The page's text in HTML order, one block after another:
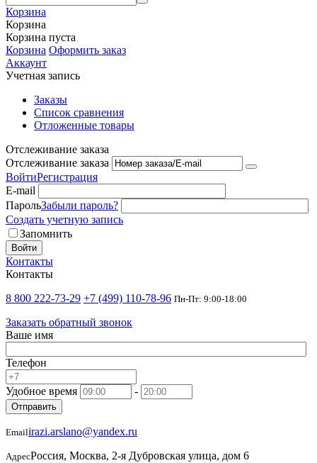
Корзина
Корзина
Корзина пуста
Корзина Оформить заказ
Аккаунт
Учетная запись
Заказы
Список сравнения
Отложенные товары
Отслеживание заказа
Отслеживание заказа
ВойтиРегистрация
E-mail
ПарольЗабыли пароль?
Создать учетную запись
Запомнить
Войти
Контакты
Контакты
8 800 222-73-29 +7 (499) 110-78-96 Пн-Пт: 9:00-18:00
Заказать обратный звонок
Ваше имя
Телефон
Удобное время -
Отправить
Emailirazi.arslano@yandex.ru
АдресРоссия, Москва, 2-я Дубровская улица, дом 6